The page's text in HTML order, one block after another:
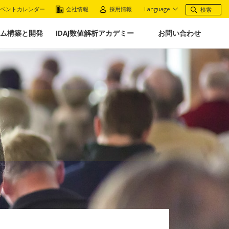
ントカレンダー 会社情報 採用情報 Language
構築と開発 IDAJ数値解析アカデミー お問い合わせ